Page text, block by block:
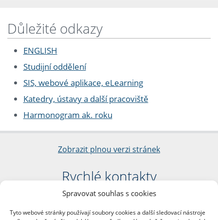
Spravovat souhlas s cookies
Tyto webové stránky používají soubory cookies a další sledovací nástroje
Důležité odkazy
ENGLISH
Studijní oddělení
SIS, webové aplikace, eLearning
Katedry, ústavy a další pracoviště
Harmonogram ak. roku
Zobrazit plnou verzi stránek
Rychlé kontakty
Filozofická fakulta
nám. Jana Palacha 1/2